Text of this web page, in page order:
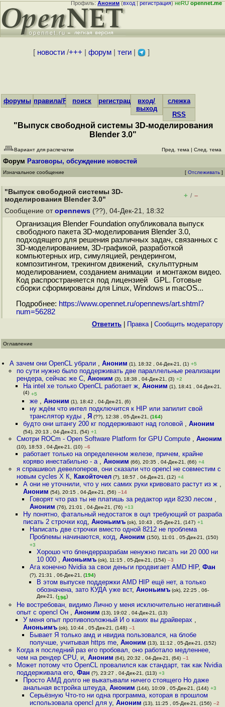
Профиль:Аноним(вход|регистрация)неRUopennet.me
[ новости/+++ форум| теги| ]
форумы правила/FAQпоиск регистрациявход/
выход
слежка
RSS
"Выпуск свободной системы 3D-моделирования
Blender 3.0"
Вариант для распечатки Пред. тема | След. тема
Форум Разговоры, обсуждение новостей
Изначальное сообщение [ Отслеживать ]
"Выпуск свободной системы 3D-
моделирования Blender 3.0"
+ / –
Сообщение от opennews (??), 04-Дек-21, 18:32
Организация Blender Foundation опубликовала выпуск
свободного пакета 3D-моделирования Blender 3.0,
подходящего для решения различных задач, связанных с
3D-моделированием, 3D-графикой, разработкой
компьютерных игр, симуляцией, рендерингом,
композитингом, трекингом движений, скульптурным
моделированием, созданием анимации и монтажом видео.
Код распространяется под лицензией GPL. Готовые
сборки сформированы для Linux, Windows и macOS...
Подробнее: https://www.opennet.ru/opennews/art.shtml?
num=56282
Ответить Правка| Cообщить модератору
Оглавление
А зачем они OpenCL убрали ,Аноним (1), 18:32 , 04-Дек-21, (1) +5
по сути нужно было поддерживать две параллельные реализации
рендера, сейчас же C, Аноним (3), 18:38 , 04-Дек-21, (3) +2
На intel xe только OpenCL работает ж, Аноним (1), 18:41 , 04-Дек-21,
(4) +5
же ,Аноним (1), 18:42 , 04-Дек-21, (6)
ну ждём что интел подключится к HIP или запилит свой
транслятор куды ,Я (??), 12:38 , 05-Дек-21, (164)
будто они штангу 200 кг поддерживают над головой , Аноним
(54), 20:13 , 04-Дек-21, (54) +1
Смотри ROCm - Open Software Platform for GPU Compute , Аноним
(10), 18:53 , 04-Дек-21, (10) –6
работает только на определенном железе, причем, крайне
коряво инестабильно - а , Аноним (66), 20:35 , 04-Дек-21, (66) +4
я спрашивол девелоперов, они сказали что opencl не совместим с
новым cycles X К, Какойточел(?), 18:57 , 04-Дек-21, (12) +4
А они не уточнили, что у них самих руки кривовато растут из ж ,
Аноним (54), 20:15 , 04-Дек-21, (56) –14
Говорят что раз ты не платишь за редактор иди 8230 лесом ,
Аноним (76), 21:01 , 04-Дек-21, (76) +13
Ну понятно, фатальный недостаток в оцл требующий от разраба
писать 2 строчки код, Аноньимъ(ok), 10:43 , 05-Дек-21, (147) +1
Написать две строчки вместо одной 8212 не проблема
Проблемы начинаются, когд,Аноним (150), 11:01 , 05-Дек-21, (150)
+3
Хорошо что блендерразрабам ненужно писать ни 20 000 ни
10 000 , Аноньимъ(ok), 11:15 , 05-Дек-21, (154) –3
Ага конечно Nvidia за свои деньги продвигает AMD HIP,Фан
(?), 21:31 , 06-Дек-21, (194)
В этом выпуске поддержки AMD HIP ещё нет, а только
обозначена, зато КУДА уже вст, Аноньимъ(ok), 22:25 , 06-
Дек-21, (196)
Не востребован, видимо Лично у меня исключительно негативный
опыт с opencl Он , Аноним (13), 19:02 , 04-Дек-21, (13)
У меня опыт противоположный И о каких вы драйверах ,
Аноньимъ(ok), 10:44 , 05-Дек-21, (148) –1
Бывает Я только амд и нвидиа пользовался, на блобе
получше, учитывая https me,Аноним (13), 11:12 , 05-Дек-21, (152)
Когда я последний раз его пробовал, оно работало медленнее,
чем на рендер CPU, и, Аноним (64), 20:32 , 04-Дек-21, (64) –1
Может потому что OpenCL провалился как стандарт, так как Nvidia
поддерживала его, Фан (?), 23:27 , 04-Дек-21, (113) +3
Просто АМД долго не выкатывали ничего стоящего Но даже
анальная встройка штеуда, Аноним (144), 10:09 , 05-Дек-21, (144) +3
Серьёзную Что-то ни одна программа, которая в прошлом
использовала opencl для у,Аноним (13), 11:25 , 05-Дек-21, (156) –2